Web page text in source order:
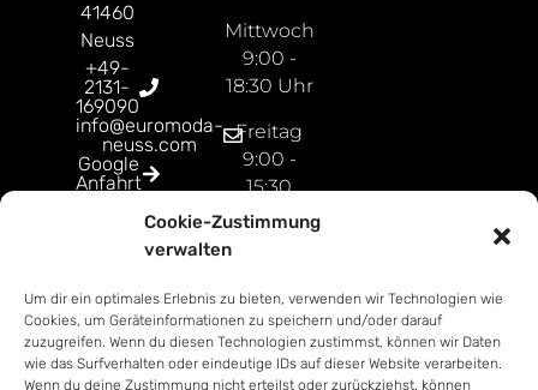
Cookie-Zustimmung
verwalten
Um dir ein optimales Erlebnis zu bieten, verwenden wir Technologien wie
Cookies, um Geräteinformationen zu speichern und/oder darauf
zuzugreifen. Wenn du diesen Technologien zustimmst, können wir Daten
wie das Surfverhalten oder eindeutige IDs auf dieser Website verarbeiten.
Wenn du deine Zustimmung nicht erteilst oder zurückziehst, können
41460
Neuss
+49-
2131-
169090
info@euromoda-
neuss.com
Google
Anfahrt
Mittwoch
9:00 -
18:30 Uhr
Freitag
9:00 -
15:30
Uhr
Sunday
9:00 -
18:00
Uhr